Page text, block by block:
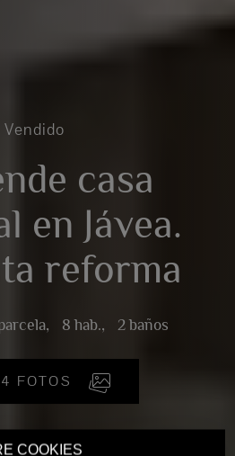
COOKIES
Vendido
casa
en Jávea.
reforma
8 hab., 2 baños
FOTOS